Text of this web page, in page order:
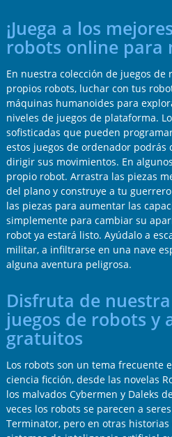
¡Juega a los
robots online para
En nuestra colección de juegos
propios robots, luchar con tus
máquinas humanoides para
niveles de juegos de plataforma.
sofisticadas que pueden
estos juegos de ordenador podrás
dirigir sus movimientos. En
propio robot. Arrastra las piezas
del plano y construye a tu
las piezas para aumentar las
simplemente para cambiar su
robot ya estará listo. Ayúdalo a
militar, a infiltrarse en una nave
alguna aventura peligrosa.
Disfruta de
juegos de robots y
gratuitos
Los robots son un tema frecuente
ciencia ficción, desde las novelas
los malvados Cybermen y Daleks
veces los robots se parecen a
Terminator, pero en otras